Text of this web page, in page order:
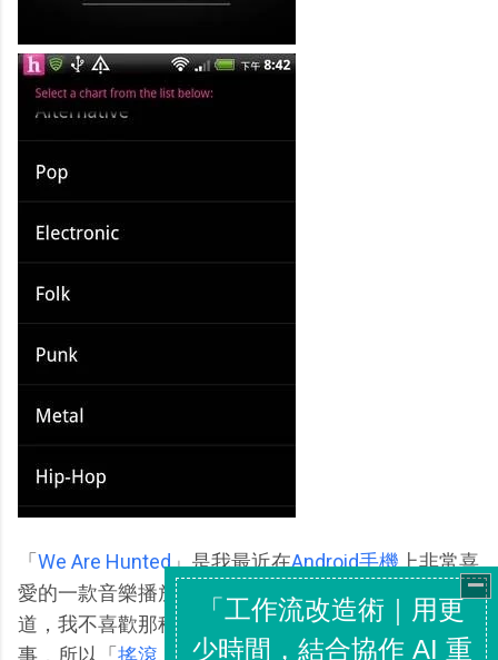
「 We Are Hunted」是我最近在Android手機上非常喜
愛的一款音樂播放App。常看電腦玩物的朋友就知
道，我不喜歡那種自己要儲存、傳輸歌曲檔案的麻煩
事，所以「 搖滾, 爵士, 電音, 舞曲異色風格音樂聽